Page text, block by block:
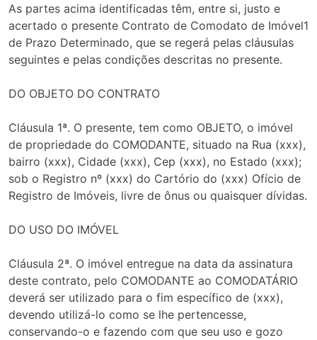
As partes acima identificadas têm, entre si, justo e
acertado o presente Contrato de Comodato de Imóvel1
de Prazo Determinado, que se regerá pelas cláusulas
seguintes e pelas condições descritas no presente.
DO OBJETO DO CONTRATO
Cláusula 1ª. O presente, tem como OBJETO, o imóvel
de propriedade do COMODANTE, situado na Rua (xxx),
bairro (xxx), Cidade (xxx), Cep (xxx), no Estado (xxx);
sob o Registro nº (xxx) do Cartório do (xxx) Ofício de
Registro de Imóveis, livre de ônus ou quaisquer dívidas.
DO USO DO IMÓVEL
Cláusula 2ª. O imóvel entregue na data da assinatura
deste contrato, pelo COMODANTE ao COMODATÁRIO
deverá ser utilizado para o fim específico de (xxx),
devendo utilizá-lo como se lhe pertencesse,
conservando-o e fazendo com que seu uso e gozo